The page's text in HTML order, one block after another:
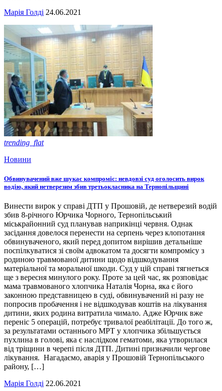
Марія Голді 24.06.2021
trending_flat
Новини
Обвинувачений вже шукає компроміс: невдовзі суд оголосить вирок
водію, який нетверезим збив третьокласника на Тернопільщині
Винести вирок у справі ДТП у Прошовій, де нетверезий водій
збив 8-річного Юрчика Чорного, Тернопільський
міськрайонний суд планував наприкінці червня. Однак
засідання довелося перенести на серпень через клопотання
обвинуваченого, який перед допитом вирішив детальніше
поспілкуватися зі своїм адвокатом та досягти компромісу з
родиною травмованої дитини щодо відшкодування
матеріальної та моральної шкоди. Суд у цій справі тягнеться
ще з вересня минулого року. Проте за цей час, як розповідає
мама травмованого хлопчика Наталія Чорна, яка є його
законною представницею в суді, обвинувачений ні разу не
попросив пробачення і не відшкодував коштів на лікування
дитини, яких родина витратила чимало. Адже Юрчик вже
переніс 5 операцій, потребує тривалої реабілітації. До того ж,
за результатами останнього МРТ у хлопчика збільшується
пухлина в голові, яка є наслідком гематоми, яка утворилася
від тріщини в черепі після ДТП. Дитині призначили чергове
лікування. Нагадаємо, аварія у Прошовій Тернопільського
району, […]
Марія Голді 22.06.2021